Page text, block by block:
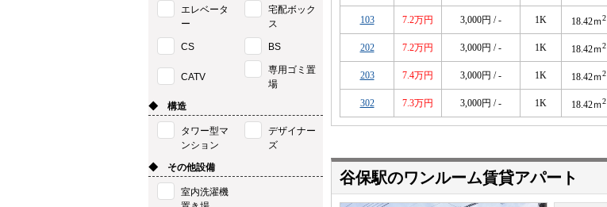
103 7.2万円 3,000円 / - 1K 18.42ｍ2
202 7.2万円 3,000円 / - 1K 18.42ｍ2
203 7.4万円 3,000円 / - 1K 18.42ｍ2
302 7.3万円 3,000円 / - 1K 18.42ｍ2
谷保駅のワンルーム賃貸アパート
エレベータ
ー
宅配ボック
ス
CS BS
CATV
専用ゴミ置
場
◆ 構造
タワー型マ
ンション
デザイナー
ズ
◆ その他設備
室内洗濯機